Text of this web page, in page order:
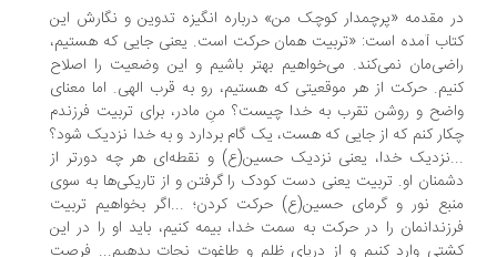
در مقدمه «پرچمدار کوچک من» درباره انگیزه تدوین و نگارش این
کتاب آمده است: «تربیت همان حرکت است. یعنی جایی که هستیم،
راضی‌مان نمی‌کند. می‌خواهیم بهتر باشیم و این وضعیت را اصلاح
کنیم. حرکت از هر موقعیتی که هستیم، رو به قرب الهی. اما معنای
واضح و روشن تقرب به خدا چیست؟ منِ مادر، برای تربیت فرزندم
چکار کنم که از جایی که هست، یک گام بردارد و به خدا نزدیک شود؟
...نزدیک خدا، یعنی نزدیک حسین(ع) و نقطه‌ای هر چه دورتر از
دشمنان او. تربیت یعنی دست کودک را گرفتن و از تاریکی‌ها به سوی
منبع نور و گرمای حسین(ع) حرکت کردن؛ ...اگر بخواهیم تربیت
فرزندانمان را در حرکت به سمت خدا، بیمه کنیم، باید او را در این
کشتی وارد کنیم و از دریای ظلم و طاغوت نجات بدهیم... فرصت